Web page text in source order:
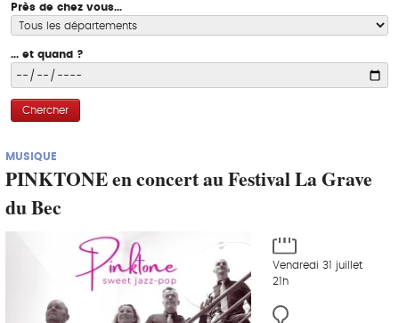
Près de chez vous...
... et quand ?
Chercher
MUSIQUE
PINKTONE en concert au Festival La Grave
du Bec
Vendredi 31 juillet
21h